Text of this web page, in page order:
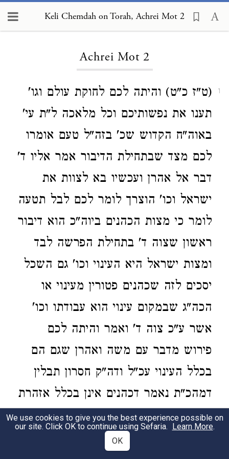
Keli Chemdah on Torah, Achrei Mot 2
Achrei Mot 2
1
(ט"ז כ"ט) והיתה לכם לחוקת עולם וגו'
תענו את נפשותיכם וכל מלאכה ל"ת עי'
באוה"ח הקדוש שכ' בזה"ל טעם אומרו
לכם מצד שבתחילת הדיבור אמר אליו ד'
דבר אל אהרן ועכשיו בא לצוות את
ישראל וכו' הוצרך לומר לכם לבל תטעה
לומר כי מצות הכהנים ביוה"כ הוא דיבור
ראשון שצוה ד' בתחילת הפרשה לבד
ומצות ישראל היא העינוי וכו' גם השכל
יסכים לזה שכהנים פטורין מעינוי או
הכה"ג שבמקום עינוי הוא עבודתו וכו'
אשר ע"כ צוה ד' ואמר והיתה לכם
פירוש מדבר עם משה ואהרן שגם הם
בכלל העינוי עכ"ל ודה"ק חסרון תבלין
דמהכ"ת נאמר דכהנים אינן בכלל אזהרת
עינוי דיוה"כ:
אמנם יש לומר כיון דהקריבו ביוה"כ גם
We use cookies to give you the best experience possible on
our site. Click OK to continue using Sefaria. Learn More.
OK